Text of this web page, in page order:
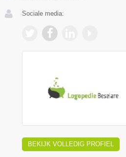
Sociale media:
BEKIJK VOLLEDIG PROFIEL